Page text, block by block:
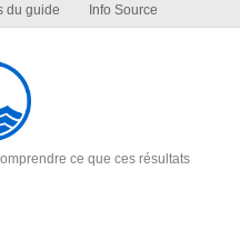
du guide Info Source
ce que ces résultats